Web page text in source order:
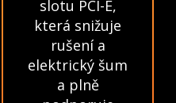
slotu PCI-E,
která snižuje
rušení a
elektrický šum
a plně